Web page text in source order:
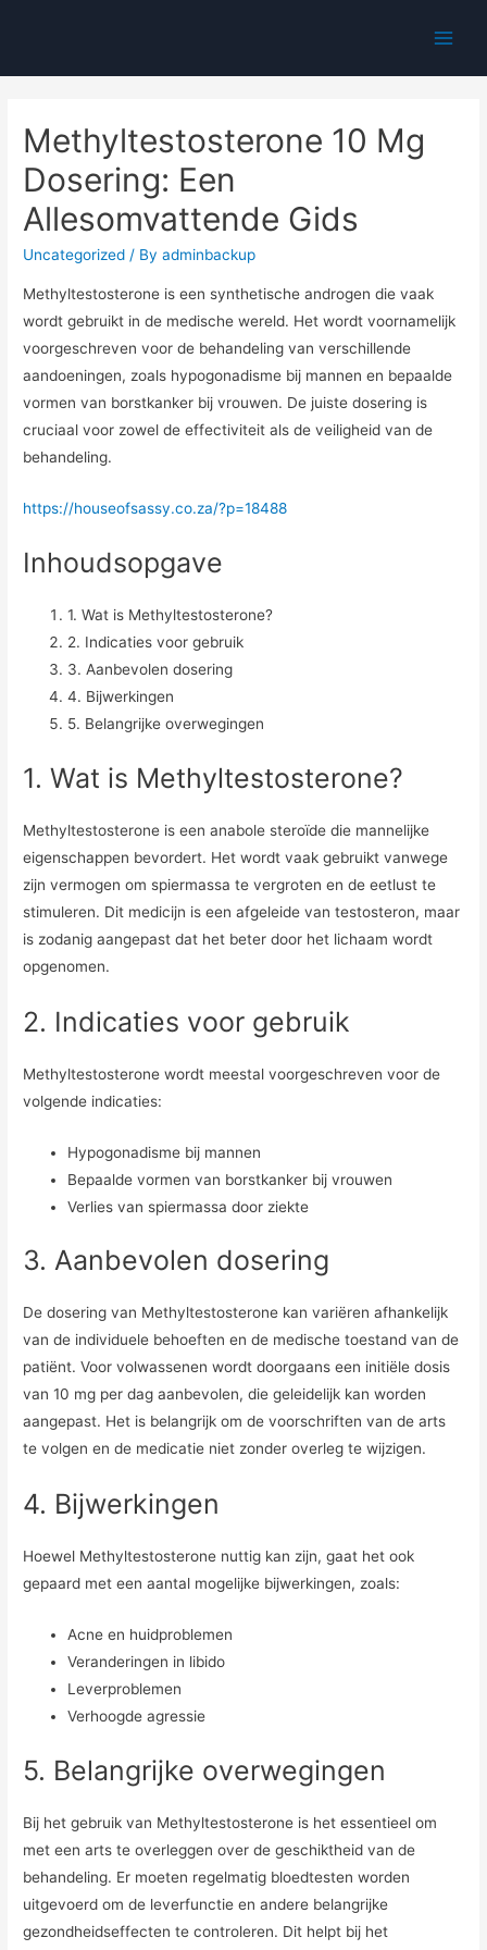
Methyltestosterone 10 Mg
Dosering: Een
Allesomvattende Gids
Uncategorized / Byadminbackup
Methyltestosterone is een synthetische androgen die vaak
wordt gebruikt in de medische wereld. Het wordt voornamelijk
voorgeschreven voor de behandeling van verschillende
aandoeningen, zoals hypogonadisme bij mannen en bepaalde
vormen van borstkanker bij vrouwen. De juiste dosering is
cruciaal voor zowel de effectiviteit als de veiligheid van de
behandeling.
https://houseofsassy.co.za/?p=18488
Inhoudsopgave
1. Wat is Methyltestosterone?
2. Indicaties voor gebruik
3. Aanbevolen dosering
4. Bijwerkingen
5. Belangrijke overwegingen
1. Wat is Methyltestosterone?
Methyltestosterone is een anabole steroïde die mannelijke
eigenschappen bevordert. Het wordt vaak gebruikt vanwege
zijn vermogen om spiermassa te vergroten en de eetlust te
stimuleren. Dit medicijn is een afgeleide van testosteron, maar
is zodanig aangepast dat het beter door het lichaam wordt
opgenomen.
2. Indicaties voor gebruik
Methyltestosterone wordt meestal voorgeschreven voor de
volgende indicaties:
Hypogonadisme bij mannen
Bepaalde vormen van borstkanker bij vrouwen
Verlies van spiermassa door ziekte
3. Aanbevolen dosering
De dosering van Methyltestosterone kan variëren afhankelijk
van de individuele behoeften en de medische toestand van de
patiënt. Voor volwassenen wordt doorgaans een initiële dosis
van 10 mg per dag aanbevolen, die geleidelijk kan worden
aangepast. Het is belangrijk om de voorschriften van de arts
te volgen en de medicatie niet zonder overleg te wijzigen.
4. Bijwerkingen
Hoewel Methyltestosterone nuttig kan zijn, gaat het ook
gepaard met een aantal mogelijke bijwerkingen, zoals:
Acne en huidproblemen
Veranderingen in libido
Leverproblemen
Verhoogde agressie
5. Belangrijke overwegingen
Bij het gebruik van Methyltestosterone is het essentieel om
met een arts te overleggen over de geschiktheid van de
behandeling. Er moeten regelmatig bloedtesten worden
uitgevoerd om de leverfunctie en andere belangrijke
gezondheidseffecten te controleren. Dit helpt bij het